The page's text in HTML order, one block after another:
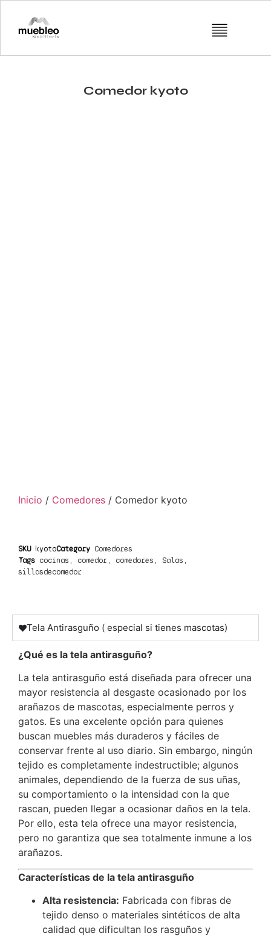
Comedor kyoto
Inicio / Comedores / Comedor kyoto
SKU kyotoCategory Comedores
Tags cocinas , comedor, comedores , Salas ,
sillasdecomedor
Tela Antirasguño ( especial si tienes mascotas)
¿Qué es la tela antirasguño?
La tela antirasguño está diseñada para ofrecer una
mayor resistencia al desgaste ocasionado por los
arañazos de mascotas, especialmente perros y
gatos. Es una excelente opción para quienes
buscan muebles más duraderos y fáciles de
conservar frente al uso diario. Sin embargo, ningún
tejido es completamente indestructible; algunos
animales, dependiendo de la fuerza de sus uñas,
su comportamiento o la intensidad con la que
rascan, pueden llegar a ocasionar daños en la tela.
Por ello, esta tela ofrece una mayor resistencia,
pero no garantiza que sea totalmente inmune a los
arañazos.
Características de la tela antirasguño
Alta resistencia: Fabricada con fibras de
tejido denso o materiales sintéticos de alta
calidad que dificultan los rasguños y